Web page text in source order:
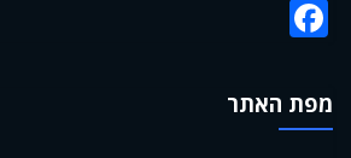
מפת האתר